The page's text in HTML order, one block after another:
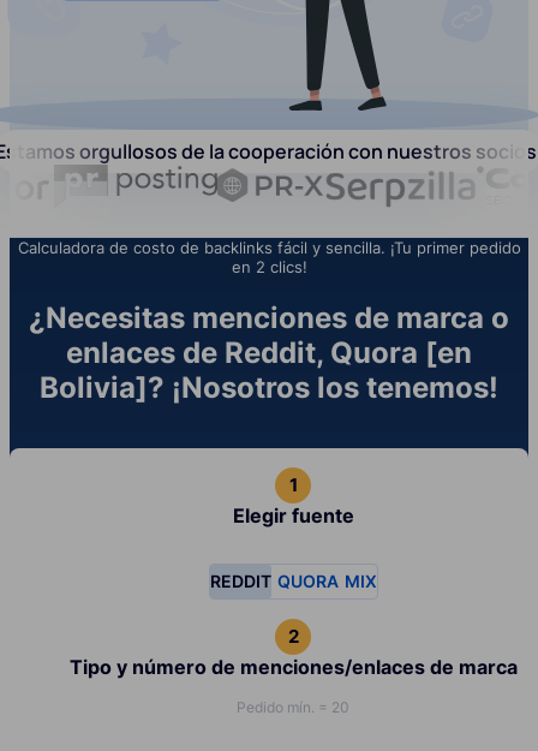
orgullosos de la cooperación con nuestros
Calculadora de costo de backlinks fácil y sencilla. ¡Tu primer pedido
en 2 clics!
¿Necesitas menciones de marca o
enlaces de Reddit, Quora [en
Bolivia]? ¡Nosotros los tenemos!
Elegir fuente
REDDIT QUORA MIX
Tipo y número de menciones/enlaces de marca
Pedido mín. = 20